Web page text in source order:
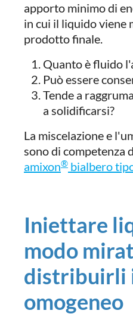
apporto minimo di
in cui il liquido viene
prodotto finale.
Quanto è fluido
Può essere
Tende a
a solidificarsi?
La miscelazione e
sono di competenza
amixon® bialbero
Iniettare
modo
distribuirli
omogeneo